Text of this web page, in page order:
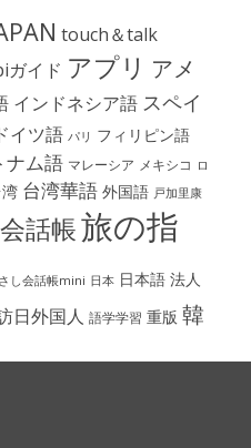
touch＆talk
ガイド アプリ アメ
インドネシア語 スペイ
イツ語 パリ フィリピン語
ナム語 マレーシア メキシコ ロ
台湾華語 外国語 戸加里康
話帳旅の指
し会話帳mini 日本 日本語 法人
日外国人 語学学習 重版 韓